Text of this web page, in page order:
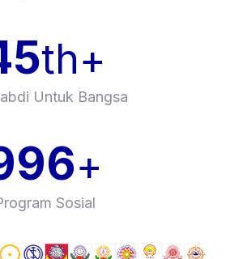
th+
Untuk Bangsa
+
Sosial